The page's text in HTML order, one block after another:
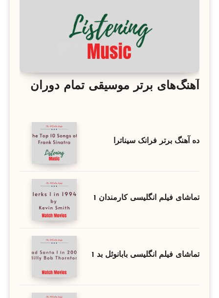
آهنگ‌های برتر موسیقی تمام دوران
ده آهنگ برتر فرانک سیناترا
تماشای فیلم انگلیسی کارمندان 1
تماشای فیلم انگلیسی بابانوئل بد 1